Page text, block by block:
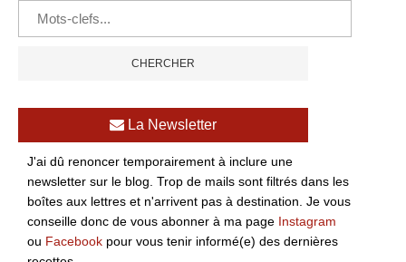
La Newsletter
J'ai dû renoncer temporairement à inclure une
newsletter sur le blog. Trop de mails sont filtrés dans les
boîtes aux lettres et n'arrivent pas à destination. Je vous
conseille donc de vous abonner à ma page Instagram
ou Facebook pour vous tenir informé(e) des dernières